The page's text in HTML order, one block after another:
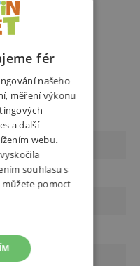
pro děti od 3 let
hru rolí
fér
našeho
měření výkonu
a další
webu.
souhlasu s
pomoct